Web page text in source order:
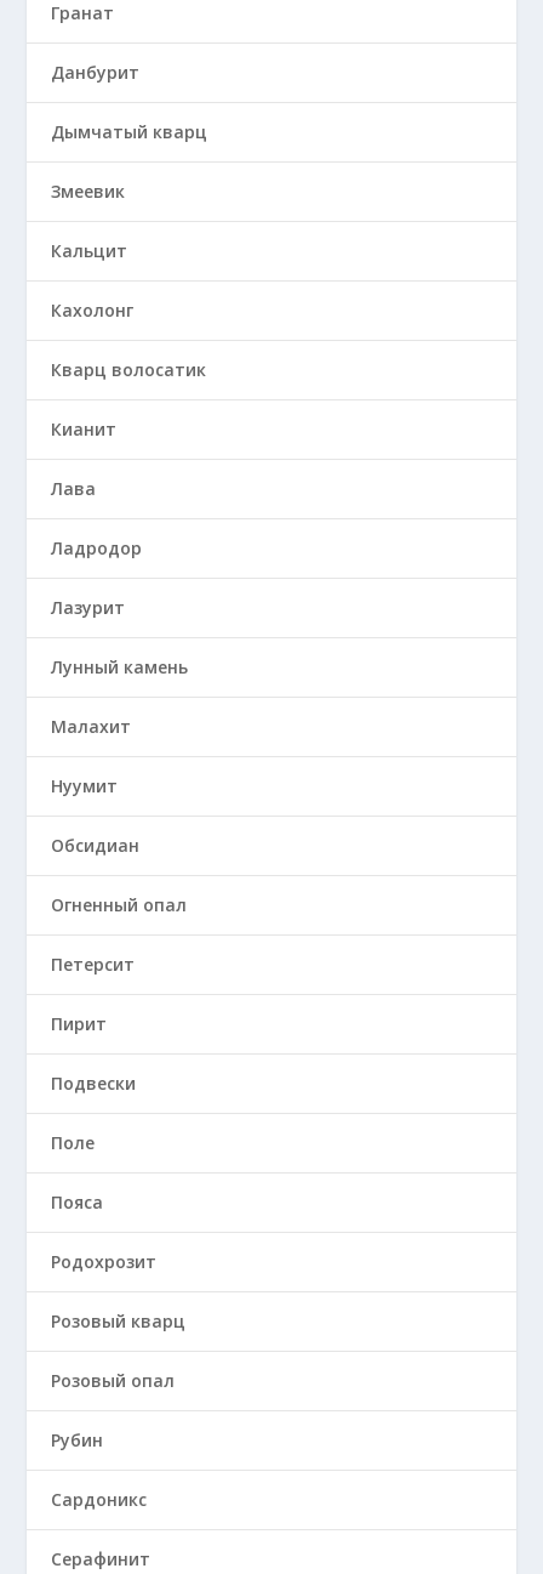
Гранат
Данбурит
Дымчатый кварц
Змеевик
Кальцит
Кахолонг
Кварц волосатик
Кианит
Лава
Ладродор
Лазурит
Лунный камень
Малахит
Нуумит
Обсидиан
Огненный опал
Петерсит
Пирит
Подвески
Поле
Пояса
Родохрозит
Розовый кварц
Розовый опал
Рубин
Сардоникс
Серафинит